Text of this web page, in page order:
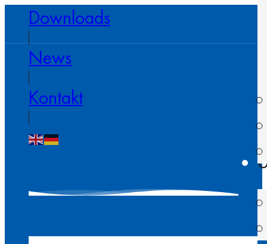
Downloads
News
Kontakt